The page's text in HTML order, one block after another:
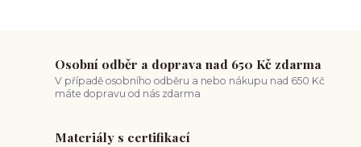
Osobní odběr a doprava nad 650 Kč zdarma
V případě osobního odběru a nebo nákupu nad 650 Kč
máte dopravu od nás zdarma
Materiály s certifikací